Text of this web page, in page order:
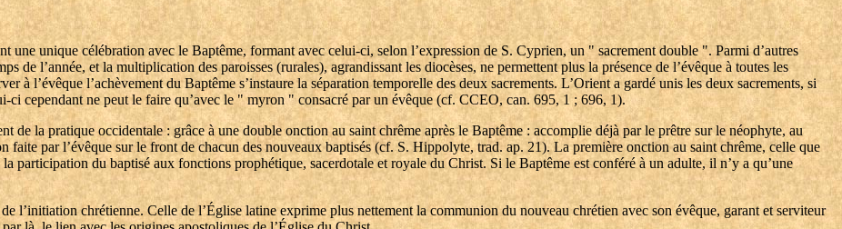
une unique célébration avec le Baptême, formant avec celui-ci, selon l’expression de S. Cyprien, un " sacrement double ". Parmi d’autres
de l’année, et la multiplication des paroisses (rurales), agrandissant les diocèses, ne permettent plus la présence de l’évêque à toutes les
à l’évêque l’achèvement du Baptême s’instaure la séparation temporelle des deux sacrements. L’Orient a gardé unis les deux sacrements, si
cependant ne peut le faire qu’avec le " myron " consacré par un évêque (cf. CCEO, can. 695, 1 ; 696, 1).
de la pratique occidentale : grâce à une double onction au saint chrême après le Baptême : accomplie déjà par le prêtre sur le néophyte, au
faite par l’évêque sur le front de chacun des nouveaux baptisés (cf. S. Hippolyte, trad. ap. 21). La première onction au saint chrême, celle que
participation du baptisé aux fonctions prophétique, sacerdotale et royale du Christ. Si le Baptême est conféré à un adulte, il n’y a qu’une
l’initiation chrétienne. Celle de l’Église latine exprime plus nettement la communion du nouveau chrétien avec son évêque, garant et serviteur